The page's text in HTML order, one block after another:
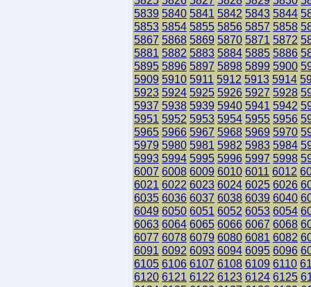
5839 5840 5841 5842 5843 5844
5853 5854 5855 5856 5857 5858
5867 5868 5869 5870 5871 5872
5881 5882 5883 5884 5885 5886
5895 5896 5897 5898 5899 5900
5909 5910 5911 5912 5913 5914
5923 5924 5925 5926 5927 5928
5937 5938 5939 5940 5941 5942
5951 5952 5953 5954 5955 5956
5965 5966 5967 5968 5969 5970
5979 5980 5981 5982 5983 5984
5993 5994 5995 5996 5997 5998
6007 6008 6009 6010 6011 6012
6021 6022 6023 6024 6025 6026
6035 6036 6037 6038 6039 6040
6049 6050 6051 6052 6053 6054
6063 6064 6065 6066 6067 6068
6077 6078 6079 6080 6081 6082
6091 6092 6093 6094 6095 6096
6105 6106 6107 6108 6109 6110
6120 6121 6122 6123 6124 6125